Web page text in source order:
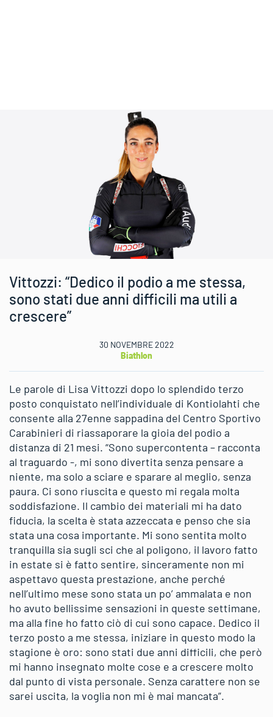
Vittozzi: “Dedico il podio a me stessa,
sono stati due anni difficili ma utili a
crescere”
30 NOVEMBRE 2022
Biathlon
Le parole di Lisa Vittozzi dopo lo splendido terzo
posto conquistato nell’individuale di Kontiolahti che
consente alla 27enne sappadina del Centro Sportivo
Carabinieri di riassaporare la gioia del podio a
distanza di 21 mesi. “Sono supercontenta – racconta
al traguardo -, mi sono divertita senza pensare a
niente, ma solo a sciare e sparare al meglio, senza
paura. Ci sono riuscita e questo mi regala molta
soddisfazione. Il cambio dei materiali mi ha dato
fiducia, la scelta è stata azzeccata e penso che sia
stata una cosa importante. Mi sono sentita molto
tranquilla sia sugli sci che al poligono, il lavoro fatto
in estate si è fatto sentire, sinceramente non mi
aspettavo questa prestazione, anche perché
nell’ultimo mese sono stata un po’ ammalata e non
ho avuto bellissime sensazioni in queste settimane,
ma alla fine ho fatto ciò di cui sono capace. Dedico il
terzo posto a me stessa, iniziare in questo modo la
stagione è oro: sono stati due anni difficili, che però
mi hanno insegnato molte cose e a crescere molto
dal punto di vista personale. Senza carattere non se
sarei uscita, la voglia non mi è mai mancata”.